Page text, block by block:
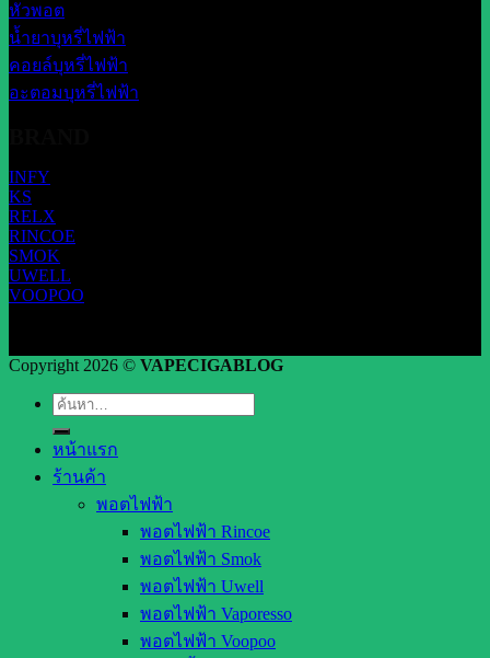
หัวพอต
น้ำยาบุหรี่ไฟฟ้า
คอยล์บุหรี่ไฟฟ้า
อะตอมบุหรี่ไฟฟ้า
INFY
KS
RELX
RINCOE
SMOK
UWELL
VOOPOO
Copyright 2026 © VAPECIGABLOG
ค้นหา:
หน้าแรก
ร้านค้า
พอตไฟฟ้า
พอตไฟฟ้า Rincoe
พอตไฟฟ้า Smok
พอตไฟฟ้า Uwell
พอตไฟฟ้า Vaporesso
พอตไฟฟ้า Voopoo